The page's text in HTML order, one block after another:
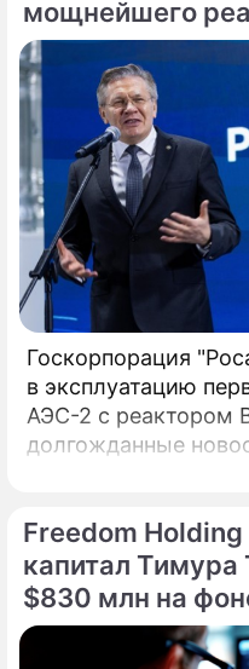
состоялись
руководства
корпорации и
Республики
мощнейшего
Госкорпорация
в эксплуатацию
АЭС-2 с реактором
долгожданные
технологическое
технологическим
подвигом.
апреля,
Курской АЭС-2 с 1
поставки
Freedom
капитал Тимура
$830 млн на